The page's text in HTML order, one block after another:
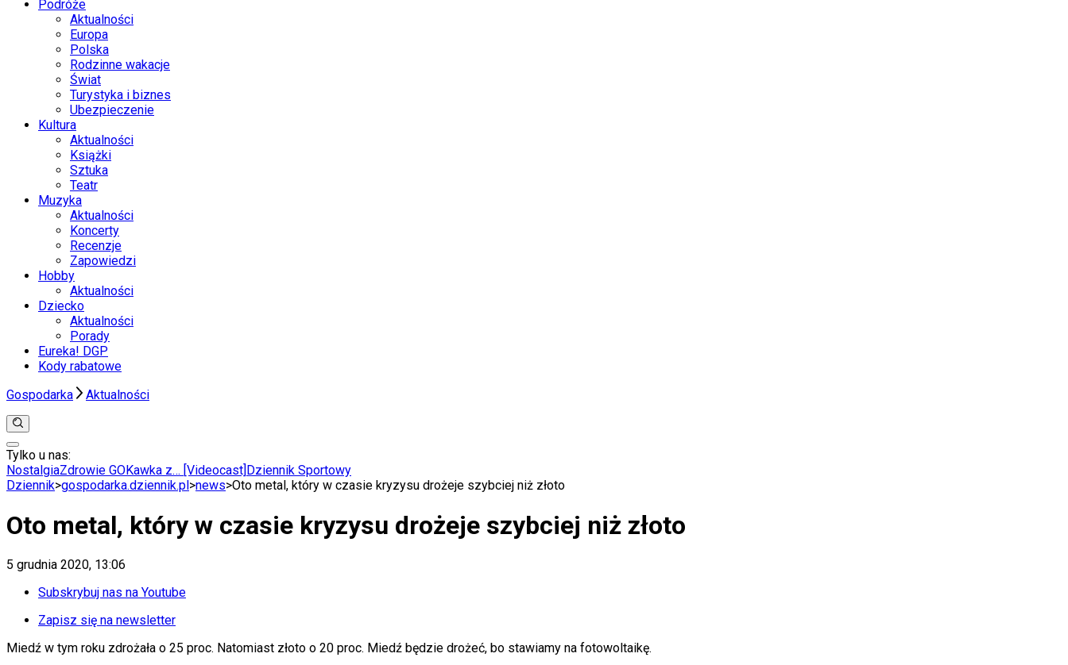
Podróże
Aktualności
Europa
Polska
Rodzinne wakacje
Świat
Turystyka i biznes
Ubezpieczenie
Kultura
Aktualności
Książki
Sztuka
Teatr
Muzyka
Aktualności
Koncerty
Recenzje
Zapowiedzi
Hobby
Aktualności
Dziecko
Aktualności
Porady
Eureka! DGP
Kody rabatowe
Gospodarka
Aktualności
Anuluj
Wiadomości
Kraj
Polityka
Nauka
Ciekawostki
Gospodarka
Aktualności
Emerytury
Finanse
Praca
Twoje finanse
Tylko u nas:
NostalgiaZdrowie GOKawka z… [Videocast] Dziennik Sportowy
Dziennik>gospodarka.dziennik.pl >news>Oto metal, który w czasie kryzysu drożeje szybciej niż złoto
Oto metal, który w czasie kryzysu drożeje szybciej niż złoto
5 grudnia 2020, 13:06
Subskrybuj nas na Youtube
Zapisz się na newsletter
Miedź w tym roku zdrożała o 25 proc. Natomiast złoto o 20 proc. Miedź będzie drożeć, bo stawiamy na fotowoltaikę.